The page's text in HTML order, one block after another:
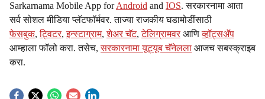
Sarkarnama Mobile App forAndroid and IOS. सरकारनामा आता
सर्व सोशल मीडिया प्लॅटफॉर्मवर. ताज्या राजकीय घडामोडींसाठी
फेसबुक,ट्विटर,इन्स्टाग्राम,शेअर चॅट,टेलिग्रामवर आणिव्हॉट्सॲप
आम्हाला फॉलो करा. तसेच,सरकारनामा यूट्यूब चॅनेलला आजच सबस्क्राइब
करा.